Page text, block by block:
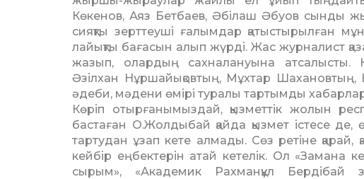
Көкенов, Аяз Бетбаев, Әбілаш Әбуов сынды
сияқты зерттеуші ғалымдар қатыстырылған
лайықты бағасын алып жүрді. Жас журналист
жазып, олардың сахналануына атсалысты.
Әзілхан Нұршайықовтың, Мұх­тар
әдеби, мәдени өмірі туралы тартымды
Көріп отырғанымыздай, қыз­меттік жолын
бастаған О.Жолдыбай қайда қызмет істесе
тартудан ұзап кете алмады. Сөз ретіне
кейбір еңбектерін атай кетелік. Ол «Замана
сырым», «Академик Рахманқұл Бердібай